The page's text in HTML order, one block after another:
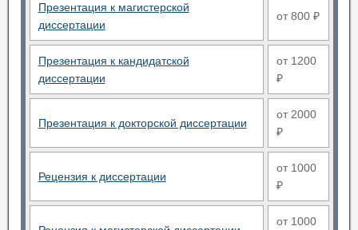
Презентация к магистерской
диссертации
от 800 ₽
Презентация к кандидатской
диссертации
от 1200
₽
Презентация к докторской диссертации
от 2000
₽
Рецензия к диссертации
от 1000
₽
от 1000